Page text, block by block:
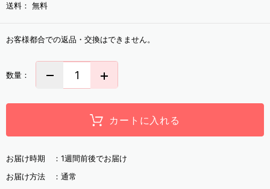
送料： 無料
お客様都合での返品・交換はできません。
数量：
カートに入れる
お届け時期 ： 1週間前後でお届け
お届け方法 ： 通常